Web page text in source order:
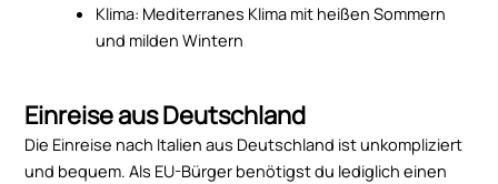
Klima: Mediterranes Klima mit heißen Sommern
und milden Wintern
Einreise aus Deutschland
Die Einreise nach Italien aus Deutschland ist unkompliziert
und bequem. Als EU-Bürger benötigst du lediglich einen